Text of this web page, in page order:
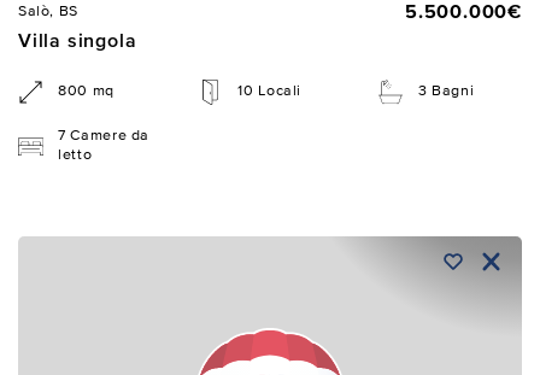
Salò, BS
5.500.000€
Villa singola
800 mq 10 Locali 3 Bagni
7 Camere da
letto